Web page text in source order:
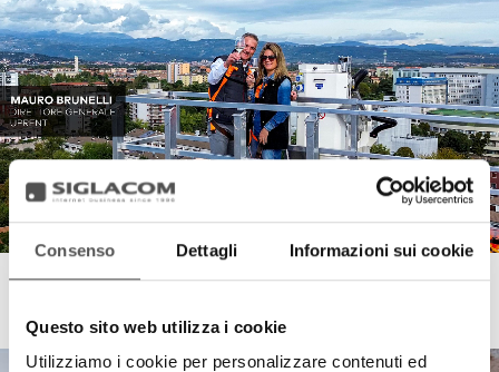
Consenso Dettagli Informazioni sui cookie
Questo sito web utilizza i cookie
Utilizziamo i cookie per personalizzare contenuti ed